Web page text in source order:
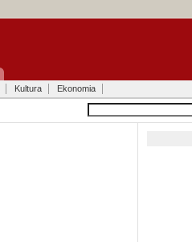
Kultura Ekonomia